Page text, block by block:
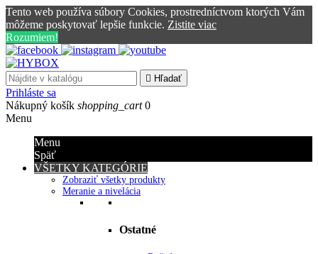
Tento web používa súbory Cookies, prostredníctvom ktorých Vám
môžeme poskytovať lepšie funkcie. Zistite viac
Rozumiem!
 Hľadať
Prihláste sa
Nákupný košík shopping_cart 0
Menu
Menu
Späť
VŠETKY KATEGÓRIE
Zobraziť všetky produkty
Meranie a nivelácia
Ostatné